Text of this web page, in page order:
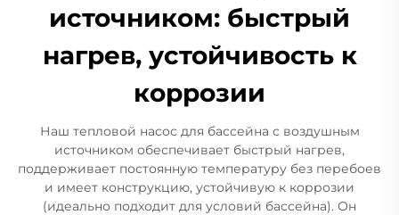
источником: быстрый
нагрев, устойчивость к
коррозии
Наш тепловой насос для бассейна с воздушным
источником обеспечивает быстрый нагрев,
поддерживает постоянную температуру без перебоев
и имеет конструкцию, устойчивую к коррозии
(идеально подходит для условий бассейна). Он